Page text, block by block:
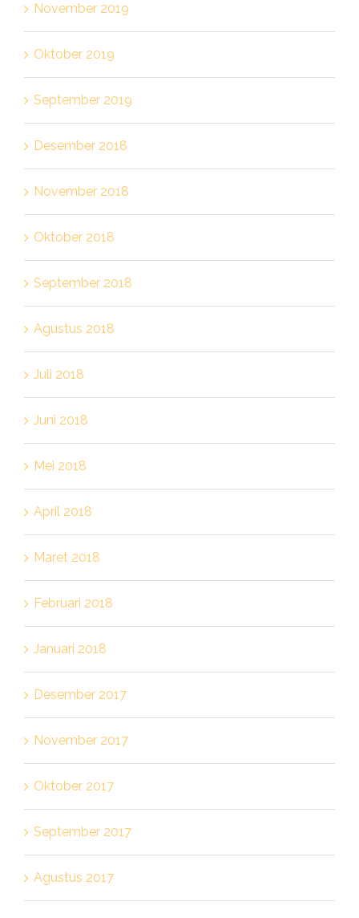
November 2019
Oktober 2019
September 2019
Desember 2018
November 2018
Oktober 2018
September 2018
Agustus 2018
Juli 2018
Juni 2018
Mei 2018
April 2018
Maret 2018
Februari 2018
Januari 2018
Desember 2017
November 2017
Oktober 2017
September 2017
Agustus 2017